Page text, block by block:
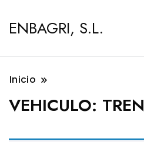
ENBAGRI, S.L.
Inicio
VEHICULO: TREN